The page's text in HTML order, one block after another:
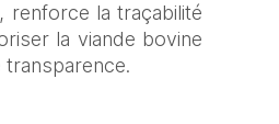
renforce la traçabilité
la viande bovine